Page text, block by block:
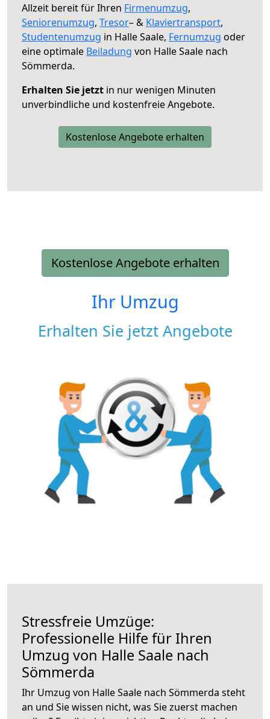
Allzeit bereit für Ihren Firmenumzug,
Seniorenumzug, Tresor– & Klaviertransport,
Studentenumzug in Halle Saale, Fernumzug oder
eine optimale Beiladung von Halle Saale nach
Sömmerda.
Erhalten Sie jetzt in nur wenigen Minuten
unverbindliche und kostenfreie Angebote.
Kostenlose Angebote erhalten
Kostenlose Angebote erhalten
Ihr Umzug
Erhalten Sie jetzt Angebote
Stressfreie Umzüge:
Professionelle Hilfe für Ihren
Umzug von Halle Saale nach
Sömmerda
Ihr Umzug von Halle Saale nach Sömmerda steht
an und Sie wissen nicht, was Sie zuerst machen